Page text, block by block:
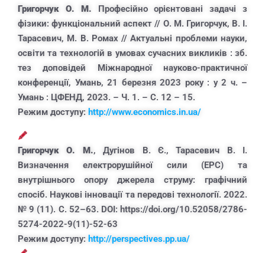
Григорчук О. М. Професійно орієнтовані задачі з
фізики: функціональний аспект // О. М. Григорчук, В. І.
Тарасевич, М. В. Ромах // Актуальні проблеми науки,
освіти та технологій в умовах сучасних викликів : зб.
тез доповідей Міжнародної науково-практичної
конференції, Умань, 21 березня 2023 року : у 2 ч. –
Умань : ЦФЕНД, 2023. – Ч. 1. – С. 12 – 15.
Режим доступу: http://www.economics.in.ua/
Григорчук О. М., Дугінов В. Є., Тарасевич В. І.
Визначення електрорушійної сили (ЕРС) та
внутрішнього опору джерела струму: графічний
спосіб. Наукові інновації та передові технології. 2022.
№ 9 (11). С. 52–63. DOI: https://doi.org/10.52058/2786-
5274-2022-9(11)-52-63
Режим доступу: http://perspectives.pp.ua/